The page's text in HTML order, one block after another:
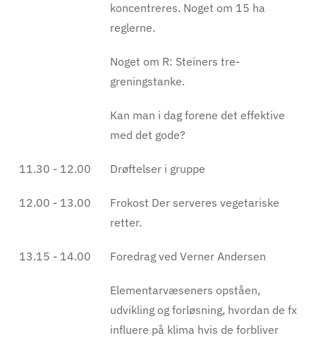
koncentreres. Noget om 15 ha
reglerne.
Noget om R: Steiners tre-
greningstanke.
Kan man i dag forene det effektive
med det gode?
11.30 - 12.00 Drøftelser i gruppe
12.00 - 13.00
Frokost Der serveres vegetariske
retter.
13.15 - 14.00 Foredrag ved Verner Andersen
Elementarvæseners opståen,
udvikling og forløsning, hvordan de fx
influere på klima hvis de forbliver